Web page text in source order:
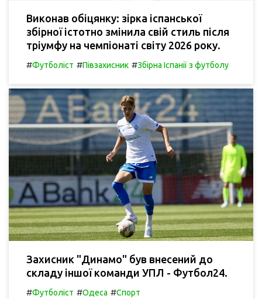
Виконав обіцянку: зірка іспанської
збірної істотно змінила свій стиль після
тріумфу на чемпіонаті світу 2026 року.
#Футболіст #Півзахисник #Збірна Іспанії з футболу
Захисник "Динамо" був внесений до
складу іншої команди УПЛ - Футбол24.
#Футболіст #Одеса #Спорт